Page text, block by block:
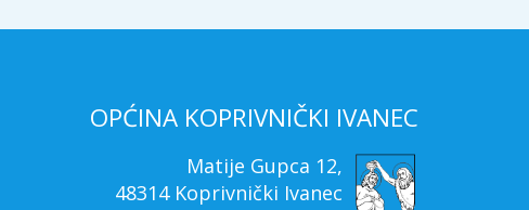
OPĆINA KOPRIVNIČKI IVANEC
Matije Gupca 12,
48314 Koprivnički Ivanec